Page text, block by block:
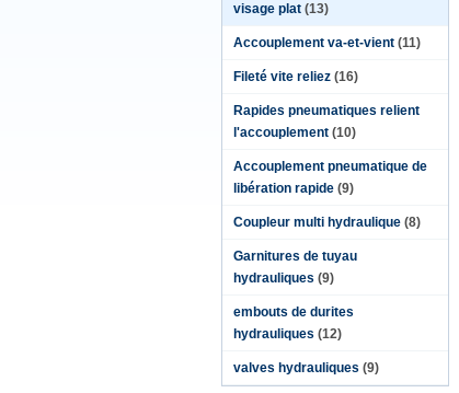
visage plat (13)
Accouplement va-et-vient (11)
Fileté vite reliez (16)
Rapides pneumatiques relient
l'accouplement (10)
Accouplement pneumatique de
libération rapide (9)
Coupleur multi hydraulique (8)
Garnitures de tuyau
hydrauliques (9)
embouts de durites
hydrauliques (12)
valves hydrauliques (9)